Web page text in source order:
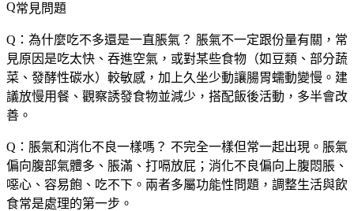
常見問題
Q：為什麼吃不多還是一直脹氣？ 脹氣不一定跟份量有關，常
見原因是吃太快、吞進空氣，或對某些食物（如豆類、部分蔬
菜、發酵性碳水）較敏感，加上久坐少動讓腸胃蠕動變慢。建
議放慢用餐、觀察誘發食物並減少，搭配飯後活動，多半會改
善。
Q：脹氣和消化不良一樣嗎？ 不完全一樣但常一起出現。脹氣
偏向腹部氣體多、脹滿、打嗝放屁；消化不良偏向上腹悶脹、
噁心、容易飽、吃不下。兩者多屬功能性問題，調整生活與飲
食常是處理的第一步。